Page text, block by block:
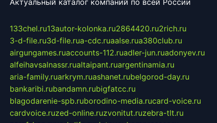
Актуальный каталог компаний по всей России
133chel.ru13autor-kolonka.ru2864420.ru2rich.ru
3-d-file.ru3d-file.rua-cdc.ruaalse.rua380club.ru
airgungames.ruaccounts-112.ruadler-jun.ruadonyev.ru
alfeihavsalnassr.rualtaipant.ruargentinamia.ru
aria-family.ruarkrym.ruashanet.rubelgorod-day.ru
bankaribi.rubandamn.rubigfatcc.ru
blagodarenie-spb.ruborodino-media.rucard-voice.ru
cardvoice.ruzed-online.ruzvonitut.ruzebra-tlt.ru